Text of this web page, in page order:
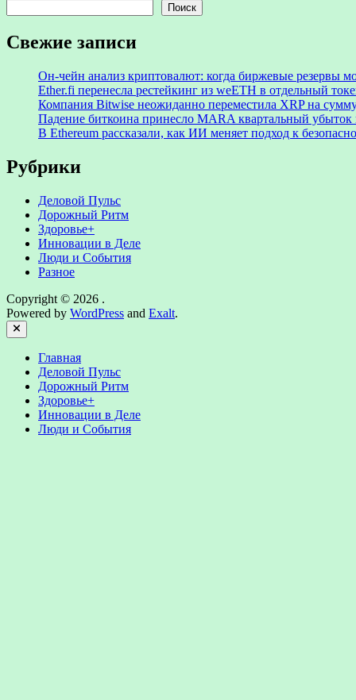
Поиск
Свежие записи
Он-чейн анализ криптовалют: когда биржевые резервы
Ether.fi перенесла рестейкинг из weETH в отдельный
Компания Bitwise неожиданно переместила XRP на
Падение биткоина принесло MARA квартальный убыток
В Ethereum рассказали, как ИИ меняет подход к
Рубрики
Деловой Пульс
Дорожный Ритм
Здоровье+
Инновации в Деле
Люди и События
Разное
Copyright © 2026 .
Powered by WordPress and Exalt.
Close
Главная
Деловой Пульс
Дорожный Ритм
Здоровье+
Инновации в Деле
Люди и События